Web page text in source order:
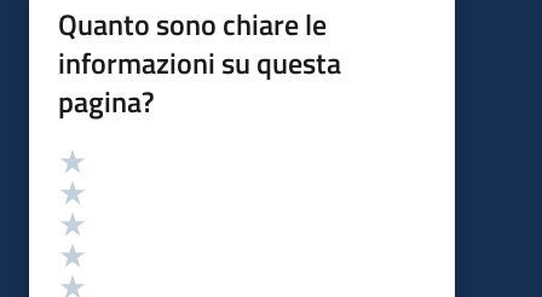
Quanto sono chiare le
informazioni su questa
pagina?
Valutazione